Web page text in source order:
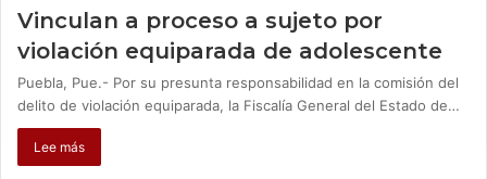
Vinculan a proceso a sujeto por
violación equiparada de adolescente
Puebla, Pue.- Por su presunta responsabilidad en la comisión del
delito de violación equiparada, la Fiscalía General del Estado de…
Lee más